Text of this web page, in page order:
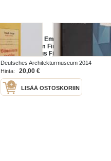
Suomi Seven - Emerging
architects from Finland = - Junge
Architekten aus Finnland
Deutsches Architekturmuseum 2014
Hinta:
20,00 €
LISÄÄ OSTOSKORIIN